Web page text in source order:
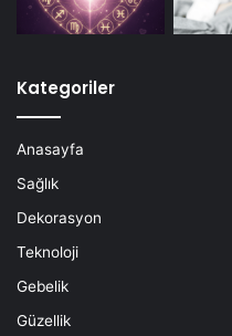
Kategoriler
Anasayfa
Sağlık
Dekorasyon
Teknoloji
Gebelik
Güzellik